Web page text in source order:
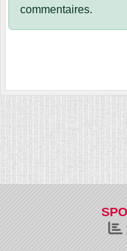
commentaires.